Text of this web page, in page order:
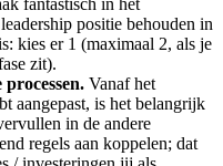
positie behouden in
kies er 1 (maximaal 2, als je
zit).
Vanaf het
aangepast, is het belangrijk
in de andere
regels aan koppelen; dat